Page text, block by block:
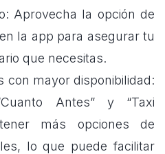
Aprovecha la opción de
la app para asegurar tu
que necesitas.
con mayor disponibilidad:
Antes” y “Taxi
más opciones de
lo que puede facilitar